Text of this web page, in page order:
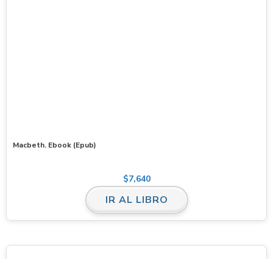
Macbeth. Ebook (Epub)
$7,640
IR AL LIBRO